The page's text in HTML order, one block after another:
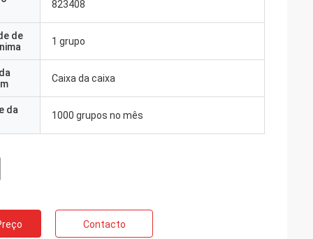
823408
de
1 grupo
Caixa da caixa
da 1000 grupos no mês
Contacto